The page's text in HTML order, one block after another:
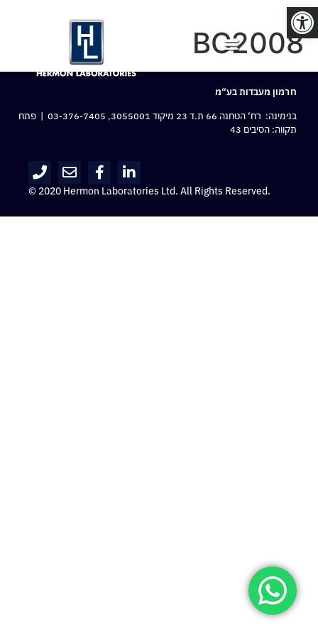
פתח סרגל נגישות
BC2008
חרמון מעבדות בע“מ
בנימינה: רח‘ הטחנה 66 ת.ד 23 מיקוד 3055001,
03-376-7405 | פתח
תקווה: הסיבים 43
© 2020 Hermon Laboratories Ltd. All Rights Reserved.